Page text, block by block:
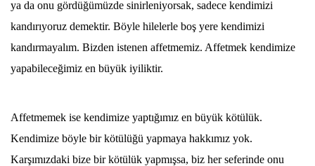
ya da onu gördüğümüzde sinirleniyorsak, sadece kendimizi
kandırıyoruz demektir. Böyle hilelerle boş yere kendimizi
kandırmayalım. Bizden istenen affetmemiz. Affetmek kendimize
yapabileceğimiz en büyük iyiliktir.
Affetmemek ise kendimize yaptığımız en büyük kötülük.
Kendimize böyle bir kötülüğü yapmaya hakkımız yok.
Karşımızdaki bize bir kötülük yapmışsa, biz her seferinde onu